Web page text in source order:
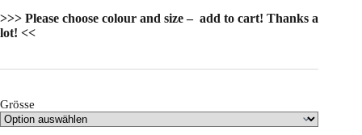
>>> Please choose colour and size – add to cart! Thanks a
lot! <<
Grösse